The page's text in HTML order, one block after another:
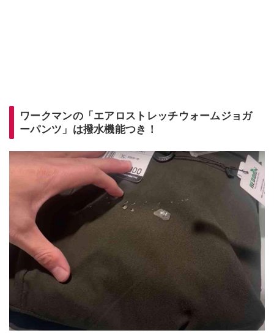
ワークマンの「エアロストレッチウォームジョガ
ーパンツ」は撥水機能つき！